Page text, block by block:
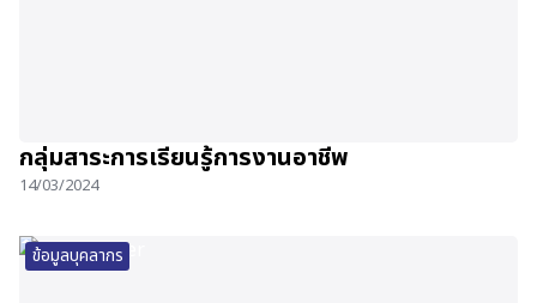
กลุ่มสาระการเรียนรู้การงานอาชีพ
14/03/2024
ข้อมูลบุคลากร